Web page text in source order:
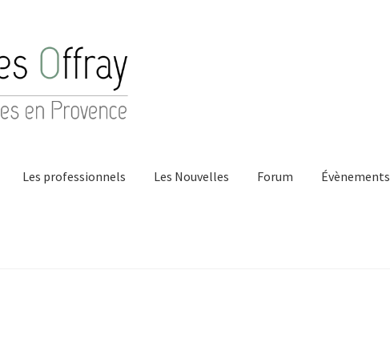
Les professionnels Les Nouvelles Forum Évènements